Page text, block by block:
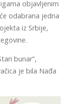
objavljenim
odabrana jedna
iz Srbije,
bunar”,
je bila Nađa